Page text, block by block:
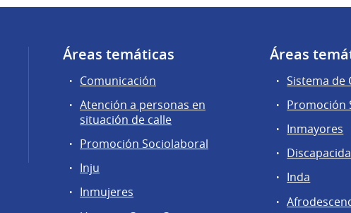
Áreas temáticas
Comunicación
Atención a personas en
situación de calle
Promoción Sociolaboral
Inju
Inmujeres
Áreas
Sistema de
Promoción
Inmayores
Inda